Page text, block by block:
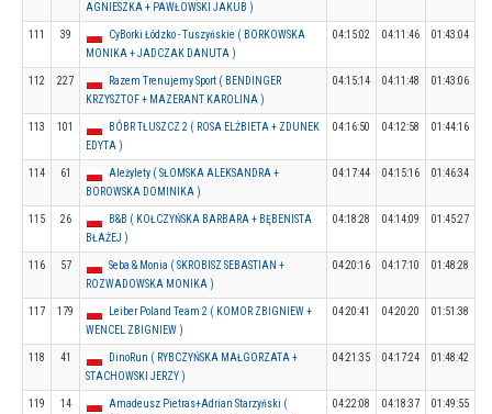
AGNIESZKA + PAWŁOWSKI JAKUB )
111 39
CyBorki Łódzko - Tuszyńskie ( BORKOWSKA
MONIKA + JADCZAK DANUTA )
04:15:02 04:11:46 01:43:04
112 227
Razem Trenujemy Sport ( BENDINGER
KRZYSZTOF + MAZERANT KAROLINA )
04:15:14 04:11:48 01:43:06
113 101
BÓBR TŁUSZCZ 2 ( ROSA ELŻBIETA + ZDUNEK
EDYTA )
04:16:50 04:12:58 01:44:16
114 61
Ależylety ( SŁOMSKA ALEKSANDRA +
BOROWSKA DOMINIKA )
04:17:44 04:15:16 01:46:34
115 26
B&B ( KOŁCZYŃSKA BARBARA + BĘBENISTA
BŁAŻEJ )
04:18:28 04:14:09 01:45:27
116 57
Seba & Monia ( SKROBISZ SEBASTIAN +
ROZWADOWSKA MONIKA )
04:20:16 04:17:10 01:48:28
117 179
Leiber Poland Team 2 ( KOMOR ZBIGNIEW +
WENCEL ZBIGNIEW )
04:20:41 04:20:20 01:51:38
118 41
DinoRun ( RYBCZYŃSKA MAŁGORZATA +
STACHOWSKI JERZY )
04:21:35 04:17:24 01:48:42
119 14
Amadeusz Pietras+Adrian Starzyński (
04:22:08 04:18:37 01:49:55